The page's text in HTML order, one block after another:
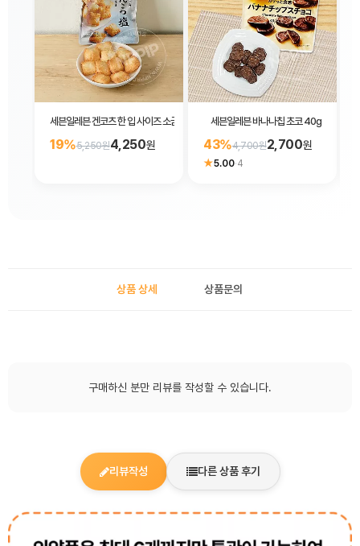
세븐일레븐 겐코츠 한 입 사이즈 소금맛 센베이 45g
19%5,250원4,250원
세븐일레븐 바나나칩 초코 40g
43%4,700원2,700원
★5.00·4
상품 상세 상품문의
구매하신 분만 리뷰를 작성할 수 있습니다.
리뷰작성 다른 상품 후기